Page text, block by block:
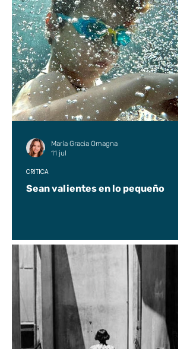
Sean valientes en lo pequeño
CRÍTICA
María Gracia Omagna
11 jul